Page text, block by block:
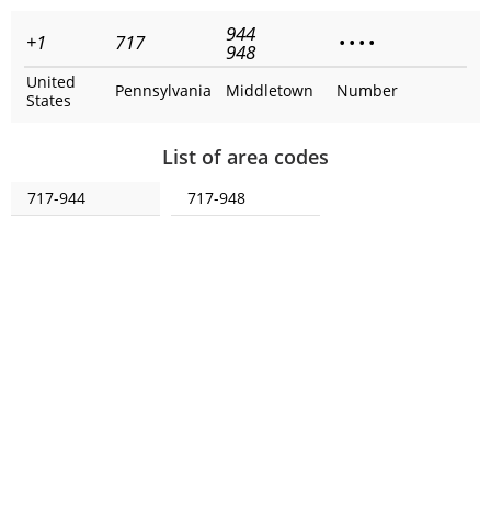
+1 717 944
948 • • • •
United
States
Pennsylvania Middletown Number
List of area codes
717-944 717-948